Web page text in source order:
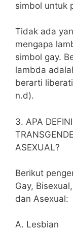
simbol untuk
Tidak ada
mengapa
simbol gay.
lambda
berarti
n.d).
3. APA
ASEXUAL?
Berikut
Gay,
dan Asexual:
A. Lesbian